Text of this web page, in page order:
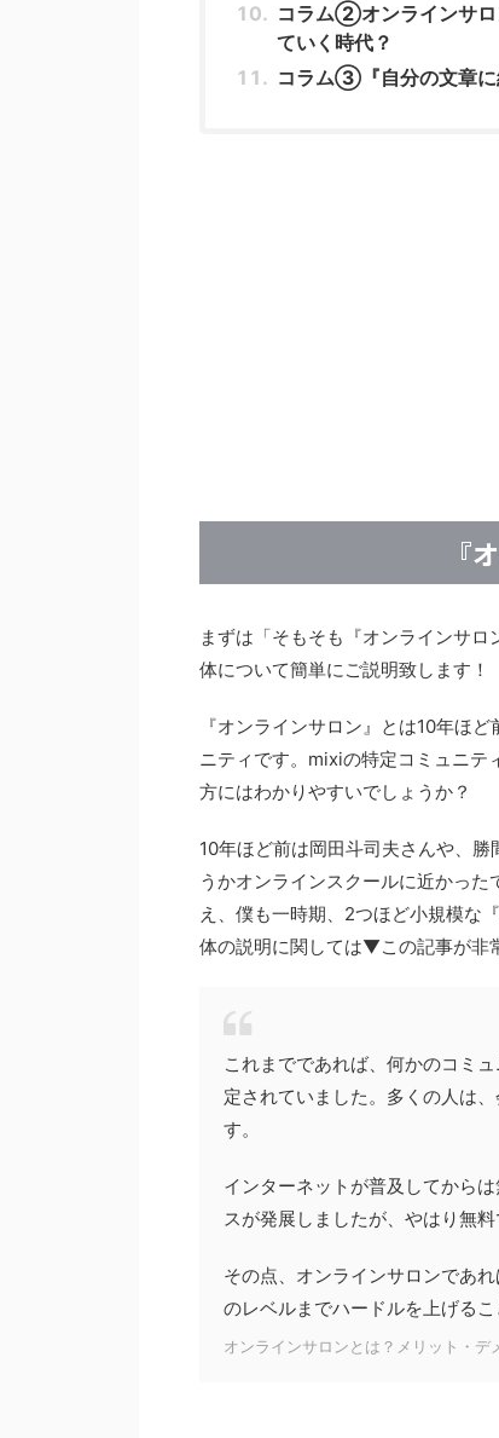
コラム②オンラインサロ
ていく時代？
コラム③『自分の文章に
『
まずは「そもそも『オンラインサ
体について簡単にご説明致します！
『オンラインサロン』とは10年ほ
ニティです。mixiの特定コミュニテ
方にはわかりやすいでしょうか？
10年ほど前は岡田斗司夫さんや、
うかオンラインスクールに近かっ
え、僕も一時期、2つほど小規模な
体の説明に関しては▼この記事が非
これまでであれば、何かのコミ
定されていました。多くの人は
す。
インターネットが普及してから
スが発展しましたが、やはり無
その点、オンラインサロンであ
のレベルまでハードルを上げるこ
オンラインサロンとは？メリット・デ